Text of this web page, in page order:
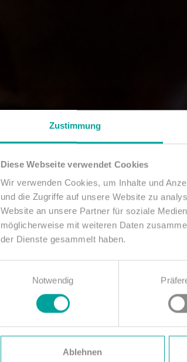
Zustimmung
Diese Webseite verwendet Cookies
Wir verwenden Cookies, um Inhalte und
und die Zugriffe auf unsere Website zu
Website an unsere Partner für soziale
möglicherweise mit weiteren Daten
der Dienste gesammelt haben.
Notwendig
Ablehnen